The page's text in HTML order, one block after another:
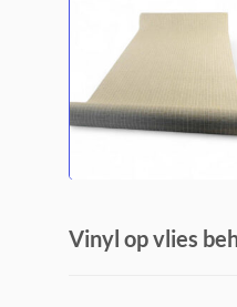
Vinyl op vlies